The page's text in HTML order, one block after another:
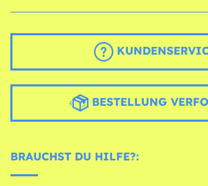
BESTELLUNG
BRAUCHST DU HILFE?: